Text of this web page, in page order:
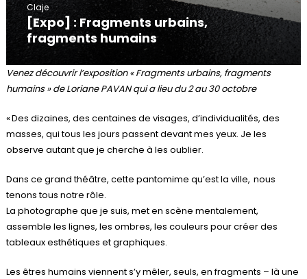
Claje
[Expo] : Fragments urbains,
fragments humains
Venez découvrir l’exposition « Fragments urbains, fragments
humains » de Loriane PAVAN qui a lieu du 2 au 30 octobre
« Des dizaines, des centaines de visages, d’individualités, des
masses, qui tous les jours passent devant mes yeux. Je les
observe autant que je cherche à les oublier.
Dans ce grand théâtre, cette pantomime qu’est la ville, nous
tenons tous notre rôle.
La photographe que je suis, met en scène mentalement,
assemble les lignes, les ombres, les couleurs pour créer des
tableaux esthétiques et graphiques.
Les êtres humains viennent s’y mêler, seuls, en fragments – là une